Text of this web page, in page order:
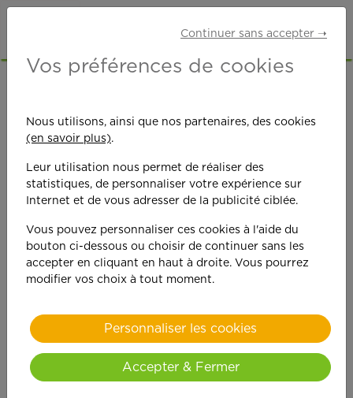
Ouverture d'une
agence APEF à
AVRANCHES
Continuer sans accepter ➝
Vos préférences de cookies
Nous utilisons, ainsi que nos partenaires, des cookies
(en savoir plus).
Leur utilisation nous permet de réaliser des
statistiques, de personnaliser votre expérience sur
Internet et de vous adresser de la publicité ciblée.
Vous pouvez personnaliser ces cookies à l'aide du
bouton ci-dessous ou choisir de continuer sans les
accepter en cliquant en haut à droite. Vous pourrez
modifier vos choix à tout moment.
Personnaliser les cookies
Accepter & Fermer